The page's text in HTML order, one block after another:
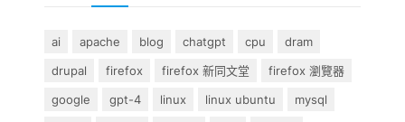
ai apache blog chatgpt cpu
dram
drupal
firefox firefox 新同文堂
firefox 瀏覽器
google
gpt-4 linux linux ubuntu
mysql